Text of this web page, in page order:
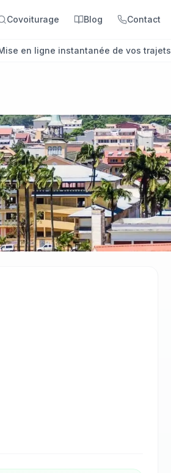
Covoiturage Blog Contact
en ligne instantanée de vos trajets